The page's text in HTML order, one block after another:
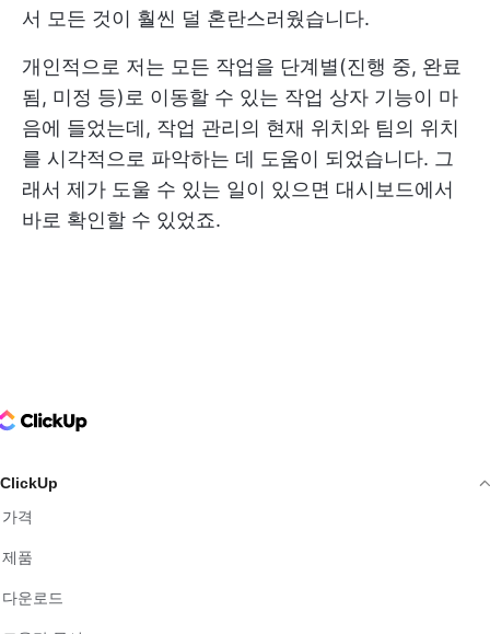
서 모든 것이 훨씬 덜 혼란스러웠습니다.
개인적으로 저는 모든 작업을 단계별(진행 중, 완료
됨, 미정 등)로 이동할 수 있는 작업 상자 기능이 마
음에 들었는데, 작업 관리의 현재 위치와 팀의 위치
를 시각적으로 파악하는 데 도움이 되었습니다. 그
래서 제가 도울 수 있는 일이 있으면 대시보드에서
바로 확인할 수 있었죠.
Logo
ClickUp
가격
제품
다운로드